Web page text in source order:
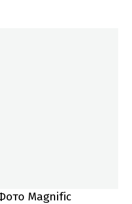
Magnific